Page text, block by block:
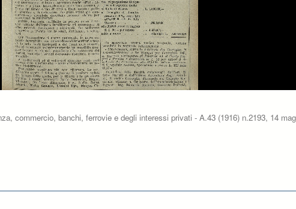
commercio, banchi, ferrovie e degli interessi privati - A.43 (1916) n.2193, 14